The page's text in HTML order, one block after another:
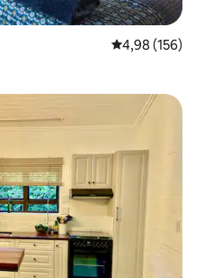
Xếp hạng
4,98 (156)